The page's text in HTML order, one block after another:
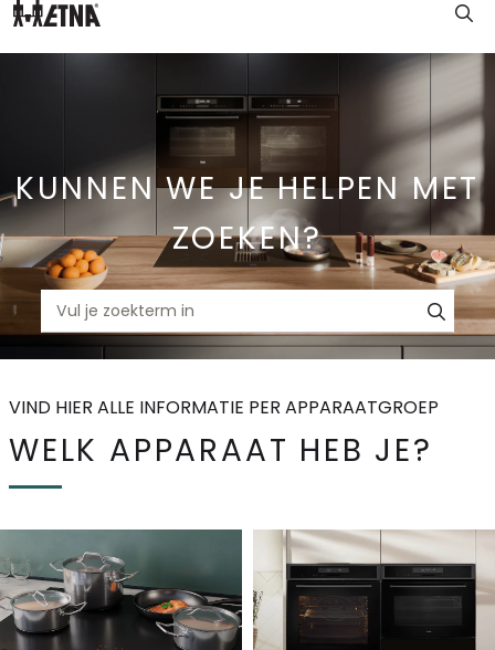
Skip
KUNNEN WE JE HELPEN MET
ZOEKEN?
VIND HIER ALLE INFORMATIE PER APPARAATGROEP
WELK APPARAAT HEB JE?